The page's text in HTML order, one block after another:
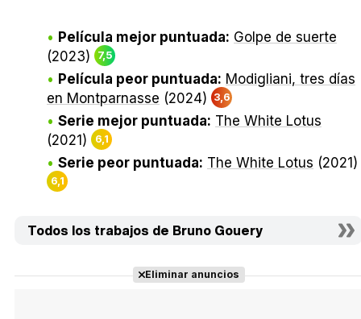
Película mejor puntuada: Golpe de suerte
(2023)
7,5
Película peor puntuada: Modigliani, tres días
en Montparnasse (2024) 3,6
Serie mejor puntuada: The White Lotus
(2021)
6,1
Serie peor puntuada: The White Lotus (2021)
6,1
Todos los trabajos de Bruno Gouery
Eliminar anuncios